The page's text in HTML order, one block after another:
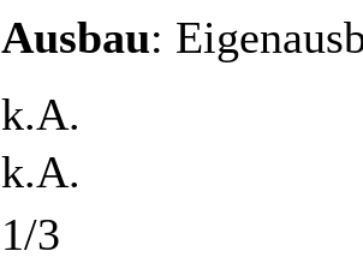
Ausbau:
k.A.
k.A.
1/3